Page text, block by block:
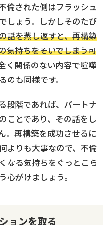
倫された側はフラッシュ
しょう。しかしそのたび
話を蒸し返すと、再構築
気持ちをそいでしまう可
く関係のない内容で喧嘩
のも同様です。
段階であれば、パートナ
ことであり、その話をし
。再構築を成功させるに
よりも大事なので、不倫
なる気持ちをぐっとこら
心がけましょう。
ョンを取る